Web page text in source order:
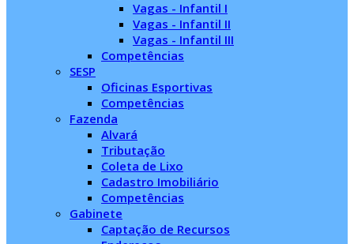
Vagas - Infantil I
Vagas - Infantil II
Vagas - Infantil III
Competências
SESP
Oficinas Esportivas
Competências
Fazenda
Alvará
Tributação
Coleta de Lixo
Cadastro Imobiliário
Competências
Gabinete
Captação de Recursos